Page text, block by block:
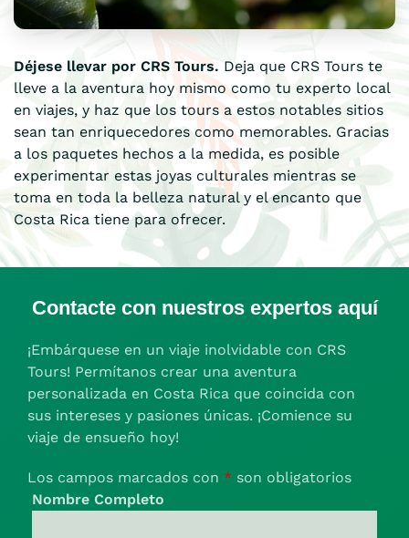
Déjese llevar por CRS Tours. Deja que CRS Tours te
lleve a la aventura hoy mismo como tu experto local
en viajes, y haz que los tours a estos notables sitios
sean tan enriquecedores como memorables. Gracias
a los paquetes hechos a la medida, es posible
experimentar estas joyas culturales mientras se
toma en toda la belleza natural y el encanto que
Costa Rica tiene para ofrecer.
Contacte con nuestros expertos aquí
¡Embárquese en un viaje inolvidable con CRS
Tours! Permítanos crear una aventura
personalizada en Costa Rica que coincida con
sus intereses y pasiones únicas. ¡Comience su
viaje de ensueño hoy!
Los campos marcados con * son obligatorios
Nombre Completo